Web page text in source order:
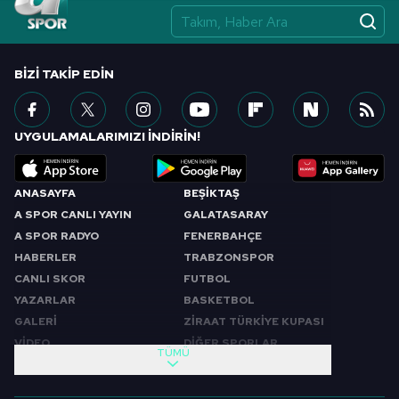
ANASAYFA
A SPOR CANLI YAYIN
A SPOR RADYO
HABERLER
CANLI SKOR
YAZARLAR
GALERİ
VİDEO
BEŞİKTAŞ
GALATASARAY
FENERBAHÇE
TRABZONSPOR
FUTBOL
BASKETBOL
ZİRAAT TÜRKİYE KUPASI
DİĞER SPORLAR
TÜMÜ
BIZI TAKIP EDIN
UYGULAMALARIMIZI İNDİRİN!